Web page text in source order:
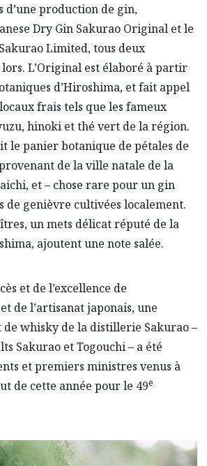
d’une production de gin,
Dry Gin Sakurao Original et le
Limited, tous deux
L’Original est élaboré à partir
d’Hiroshima, et fait appel
frais tels que les fameux
hinoki et thé vert de la région.
le panier botanique de pétales de
de la ville natale de la
et – chose rare pour un gin
de genièvre cultivées localement.
un mets délicat réputé de la
ajoutent une note salée.
et de l’excellence de
de l’artisanat japonais, une
de whisky de la distillerie Sakurao –
Sakurao et Togouchi – a été
et premiers ministres venus à
de cette année pour le 49e